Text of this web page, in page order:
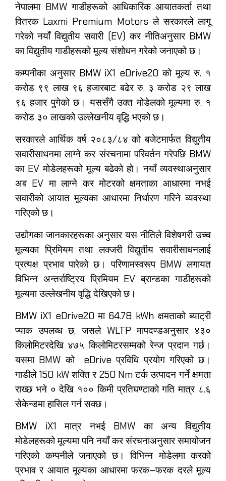
नेपालमा BMW गाडीहरूको आधिकारिक आयातकर्ता तथा
वितरक Laxmi Premium Motors ले सरकारले लागू
गरेको नयाँ विद्युतीय सवारी (EV) कर नीतिअनुसार BMW
का विद्युतीय गाडीहरूको मूल्य संशोधन गरेको जनाएको छ।
कम्पनीका अनुसार BMW iX1 eDrive20 को मूल्य रु. १
करोड ९९ लाख ९६ हजारबाट बढेर रु. ३ करोड २९ लाख
९६ हजार पुगेको छ। यससँगै उक्त मोडेलको मूल्यमा रु. १
करोड ३० लाखको उल्लेखनीय वृद्धि भएको छ।
सरकारले आर्थिक वर्ष २०८३/८४ को बजेटमार्फत विद्युतीय
सवारीसाधनमा लाग्ने कर संरचनामा परिवर्तन गरेपछि BMW
का EV मोडेलहरूको मूल्य बढेको हो। नयाँ व्यवस्थाअनुसार
अब EV मा लाग्ने कर मोटरको क्षमताका आधारमा नभई
सवारीको आयात मूल्यका आधारमा निर्धारण गरिने व्यवस्था
गरिएको छ।
उद्योगका जानकारहरूका अनुसार यस नीतिले विशेषगरी उच्च
मूल्यका प्रिमियम तथा लक्जरी विद्युतीय सवारीसाधनलाई
प्रत्यक्ष प्रभाव पारेको छ। परिणामस्वरूप BMW लगायत
विभिन्न अन्तर्राष्ट्रिय प्रिमियम EV ब्रान्डका गाडीहरूको
मूल्यमा उल्लेखनीय वृद्धि देखिएको छ।
BMW iX1 eDrive20 मा 64.78 kWh क्षमताको ब्याट्री
प्याक उपलब्ध छ, जसले WLTP मापदण्डअनुसार ४३०
किलोमिटरदेखि ४७५ किलोमिटरसम्मको रेन्ज प्रदान गर्छ।
यसमा BMW को eDrive प्रविधि प्रयोग गरिएको छ।
गाडीले 150 kW शक्ति र 250 Nm टर्क उत्पादन गर्ने क्षमता
राख्छ भने ० देखि १०० किमी प्रतिघण्टाको गति मात्र ८.६
सेकेन्डमा हासिल गर्न सक्छ।
BMW iX1 मात्र नभई BMW का अन्य विद्युतीय
मोडेलहरूको मूल्यमा पनि नयाँ कर संरचनाअनुसार समायोजन
गरिएको कम्पनीले जनाएको छ। विभिन्न मोडेलमा करको
प्रभाव र आयात मूल्यका आधारमा फरक–फरक दरले मूल्य